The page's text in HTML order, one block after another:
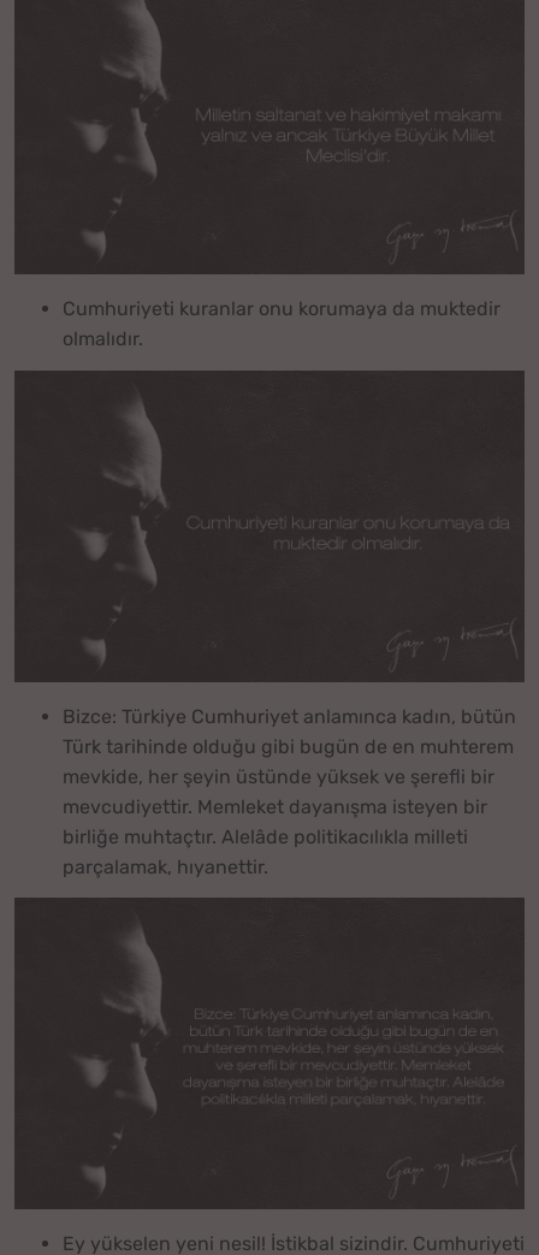
Cumhuriyeti kuranlar onu korumaya da muktedir
olmalıdır.
Bizce: Türkiye Cumhuriyet anlamınca kadın, bütün
Türk tarihinde olduğu gibi bugün de en muhterem
mevkide, her şeyin üstünde yüksek ve şerefli bir
mevcudiyettir. Memleket dayanışma isteyen bir
birliğe muhtaçtır. Alelâde politikacılıkla milleti
parçalamak, hıyanettir.
Ey yükselen yeni nesil! İstikbal sizindir. Cumhuriyeti